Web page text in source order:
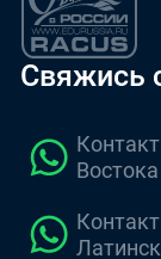
Свяжись